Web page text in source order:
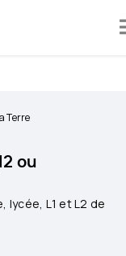
Terre
ou
lycée, L1 et L2 de